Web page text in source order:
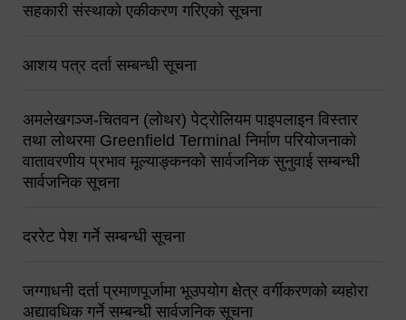
सहकारी संस्थाको एकीकरण गरिएको सूचना
आशय पत्र दर्ता सम्बन्धी सूचना
अमलेखगञ्ज-चितवन (लोथर) पेट्रोलियम पाइपलाइन विस्तार
तथा लोथरमा Greenfield Terminal निर्माण परियोजनाको
वातावरणीय प्रभाव मूल्याङ्कनको सार्वजनिक सुनुवाई सम्बन्धी
सार्वजनिक सूचना
दररेट पेश गर्ने सम्बन्धी सूचना
जग्गाधनी दर्ता प्रमाणपूर्जामा भूउपयोग क्षेत्र वर्गीकरणको ब्यहोरा
अद्यावधिक गर्ने सम्बन्धी सार्वजनिक सूचना